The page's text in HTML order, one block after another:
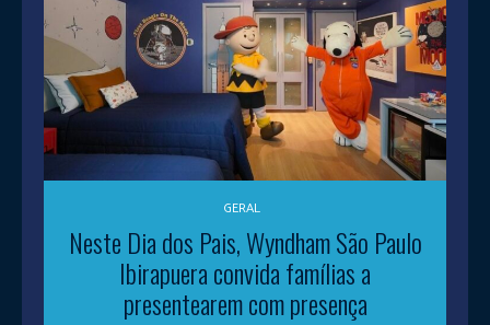
GERAL
Neste Dia dos Pais, Wyndham São Paulo
Ibirapuera convida famílias a
presentearem com presença